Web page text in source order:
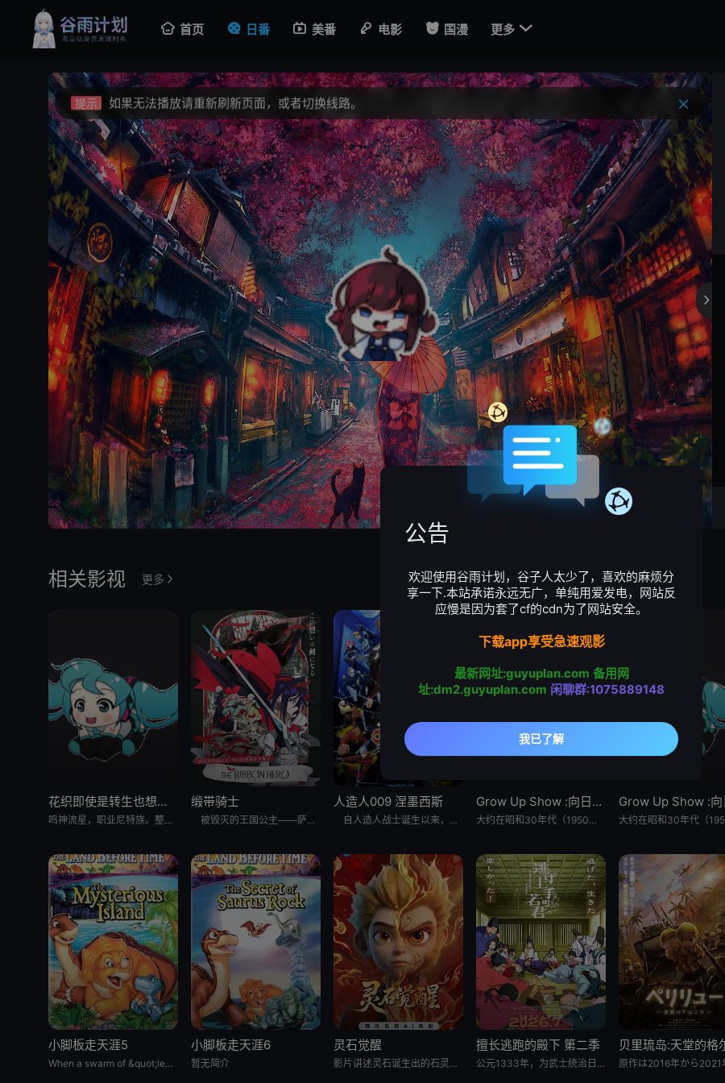
首页 日番 美番 电影 国漫 更多 

提示 视频载入速度跟网速有关，请耐心等待几秒钟。
提示 不要轻易相信视频中的广告，谨防上当受骗!
提示 如果无法播放请重新刷新页面，或者切换线路。
提示 视频载入速度跟网速有关，请耐心等待几秒钟。
提示 不要轻易相信视频中的广告，谨防上当受骗!
线路c1 线路c2 9 线路h 12 线路h2
相关影视 更多
花织即使是转生也想打架
鸣神流星，职业尼特族。整天足不出户、沉迷游戏，但其实在另一个世界里，他曾是个魔王！而曾经打倒流星的勇者、如今是名女高中生的花织米蒂娅，竟找上门来！与米蒂娅重逢后，流星从尼特族重返社会，当上了御剑女子高
缎带骑士
被毁灭的王国公主——萨菲娅。 灾厄“内尔伽勒”夺走了她故乡希尔弗兰的一切，她在绝望的尽头，抵达了戈尔德兰。 她怀抱着过往，在人们的温柔相待中，开始觅得一丝微小的希望。 然而，仿佛是为了嘲弄这份
人造人009 涅墨西斯
自人造人战士诞生以来，他们在半个多世纪中，一直守护着人们免受种种威胁和平的敌人的侵袭。 然而，战斗仍在继续—— 而如今，一支由9名人造人组成的集团“涅墨西斯”出现了，他们坚信——仅凭009他们，
Grow Up Show :向日葵马戏团:
大约在昭和30年代（1950年代中期至1960年代中期），以正处于经济高度成长期的日本为背景，那是一个马戏团作为主流娱乐、深深融入人们日常生活的时代。 为了争夺只有顶尖马戏团才被允许参加的世界级盛典
小脚板走天涯5
When a swarm of &quot;leaf-gobblers&quot; devours all
小脚板走天涯6
暂无简介
灵石觉醒
影片讲述灵石诞生出的石灵儿，被石矶娘娘收养。哪吒误伤石矶徒弟，太乙真人偏袒哪吒，锁住石矶。石灵儿为救母学艺，却
擅长逃跑的殿下 第二季
公元1333年，为武士统治日本奠定基石的镰仓幕府，因其所信任的幕臣——足利尊氏的谋反而宣告灭亡。 &nbsp; &nbsp; &nbsp; &nbsp; &nbsp; &nbsp; &nbsp; &n
公告
欢迎使用谷雨计划，谷子人太少了，喜欢的麻烦分
享一下.本站承诺永远无广，单纯用爱发电，网站反
应慢是因为套了cf的cdn为了网站安全。
下载app享受急速观影
最新网址:guyuplan.com 备用网
址:dm2.guyuplan.com 闲聊群:1075889148